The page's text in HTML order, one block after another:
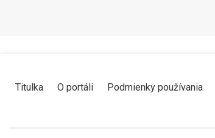
Titulka O portáli Podmienky používania